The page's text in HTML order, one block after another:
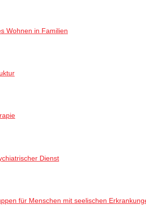
Wohnen in Familien
Dienst
für Menschen mit seelischen